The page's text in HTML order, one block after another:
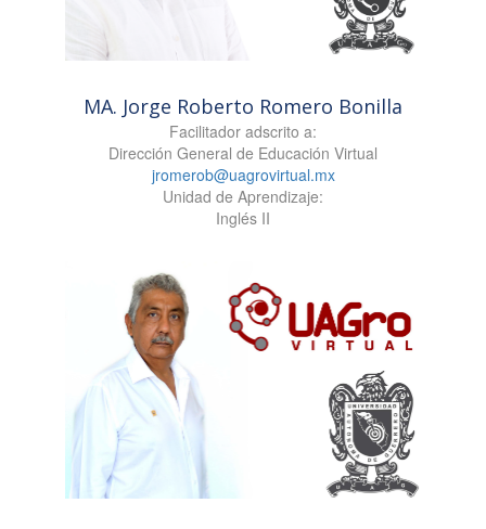
MA. Jorge Roberto Romero Bonilla
Facilitador adscrito a:
Dirección General de Educación Virtual
jromerob@uagrovirtual.mx
Unidad de Aprendizaje:
Inglés II